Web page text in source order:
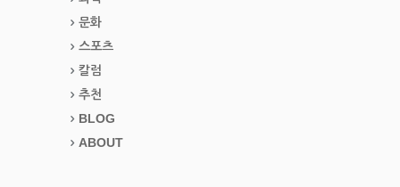
문화
스포츠
칼럼
추천
BLOG
ABOUT